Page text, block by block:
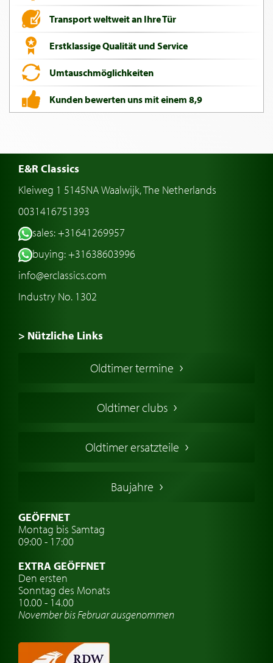
Transport weltweit an Ihre Tür
Erstklassige Qualität und Service
Umtauschmöglichkeiten
Kunden bewerten uns mit einem 8,9
E&R Classics
Kleiweg 1 5145NA Waalwijk, The Netherlands
0031416751393
sales: +31641269957
buying: +31638603996
info@erclassics.com
Industry No. 1302
> Nützliche Links
Oldtimers in Europa
Englische Oldtimer
Deutsche Oldtimer
Schwedische Oldtimer
Oldtimer mit h-kennzeichen
Auto Oldtimer Markt
Oldtimer-Versicherung
Oldtimer-Clubs
Oldtimer-Reisen
Automarken uhren
Oldtimer termine
Oldtimer clubs
Oldtimer ersatzteile
Baujahre
GEÖFFNET
Montag bis Samtag
09:00 - 17:00
EXTRA GEÖFFNET
Den ersten
Sonntag des Monats
10.00 - 14.00
November bis Februar ausgenommen